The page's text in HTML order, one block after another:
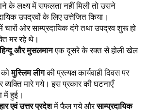
के लक्ष्य में सफलता नहीं मिली तो उसने
उपद्रवों के लिए उत्तेजित किया।
चारों ओर साम्प्रदायिक दंगे तथा उपद्रव शुरू हो
मर रहे थे।
हिन्दू और मुसलमान एक दूसरे के रक्त से होली खेल
को मुस्लिम लीग
की प्रत्यक्ष कार्यवाही दिवस पर
व्यक्ति मारे गये। इस प्रकार की घटनाएँ
में हुई।
एवं उत्तर प्रदेश में फैल गये और साम्प्रदायिक